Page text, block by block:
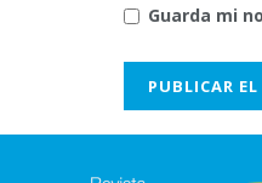
Guarda mi